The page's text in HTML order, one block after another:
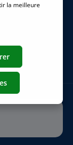
la meilleure